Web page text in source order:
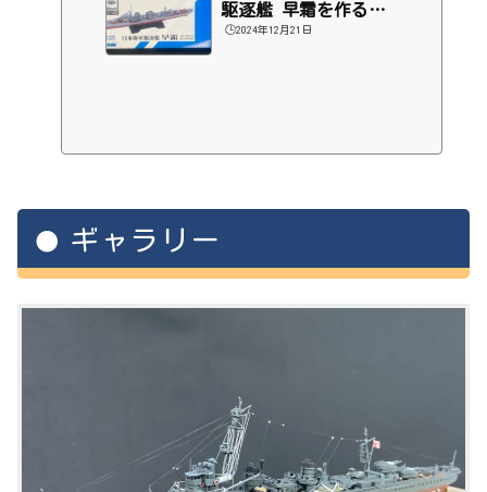
駆逐艦 早霜を作る
（１）
🕒️2024年12月21日
ギャラリー